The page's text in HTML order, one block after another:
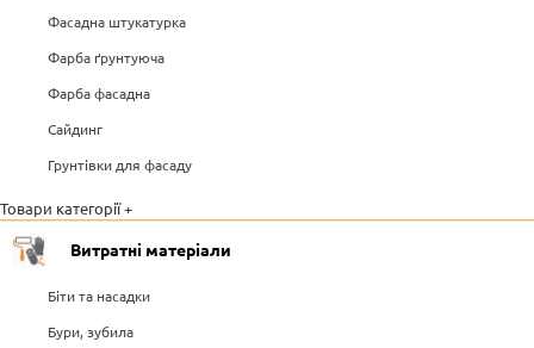
Фасадна штукатурка
Фарба ґрунтуюча
Фарба фасадна
Сайдинг
Грунтівки для фасаду
Товари категорії +
Витратні матеріали
Біти та насадки
Бури, зубила